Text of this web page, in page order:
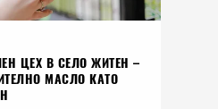
ЦЕХ В СЕЛО ЖИТЕН –
МАСЛО КАТО